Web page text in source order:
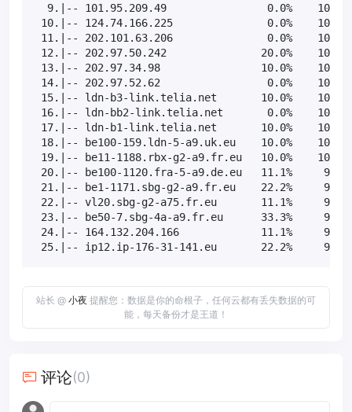
9.|-- 101.95.209.49                0.0%    10
10.|-- 124.74.166.225               0.0%    10
11.|-- 202.101.63.206               0.0%    10
12.|-- 202.97.50.242               20.0%    10
13.|-- 202.97.34.98                10.0%    10
14.|-- 202.97.52.62                 0.0%    10
15.|-- ldn-b3-link.telia.net       10.0%    10
16.|-- ldn-bb2-link.telia.net       0.0%    10
17.|-- ldn-b1-link.telia.net       10.0%    10
18.|-- be100-159.ldn-5-a9.uk.eu    10.0%    10
19.|-- be11-1188.rbx-g2-a9.fr.eu   10.0%    10
20.|-- be100-1120.fra-5-a9.de.eu   11.1%     9
21.|-- be1-1171.sbg-g2-a9.fr.eu    22.2%     9
22.|-- vl20.sbg-g2-a75.fr.eu       11.1%     9
23.|-- be50-7.sbg-4a-a9.fr.eu      33.3%     9
24.|-- 164.132.204.166             11.1%     9
25.|-- ip12.ip-176-31-141.eu       22.2%     9
站长 @ 小夜 提醒您：数据是你的命根子，任何云都有丢失数据的可
能，每天备份才是王道！
评论(0)